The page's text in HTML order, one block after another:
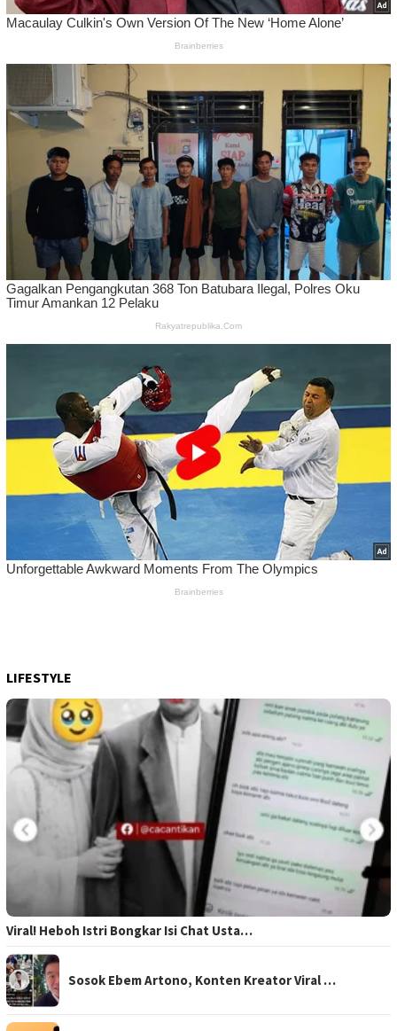
LIFESTYLE
Viral! Heboh Istri Bongkar Isi Chat Usta…
Sosok Ebem Artono, Konten Kreator Viral …